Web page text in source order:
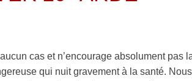
cas et n’encourage absolument pas
qui nuit gravement à la santé.